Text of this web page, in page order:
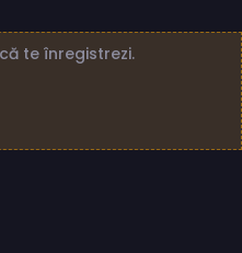
te înregistrezi.